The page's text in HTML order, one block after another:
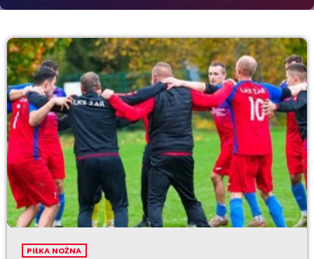
PIŁKA NOŻNA